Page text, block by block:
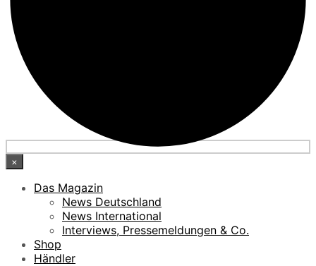
×
Das Magazin
News Deutschland
News International
Interviews, Pressemeldungen & Co.
Shop
Händler